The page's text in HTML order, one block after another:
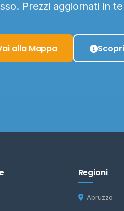
Prezzi aggiornati in
alla Mappa
Regioni
Abruzzo